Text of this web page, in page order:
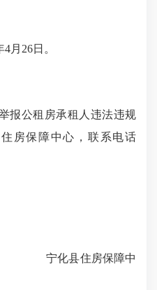
4月 26日。
报公租房承租人违法违规
住房保障中心，联系电话
宁化县住房保障中